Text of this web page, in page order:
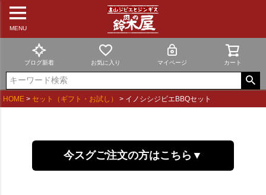
MENU
ブログ新着 お気に入り マイページ カート
HOME セット（ギフト・お試し） イノシシジビエBBQセット
今スグご注文の方はこちら▼